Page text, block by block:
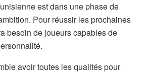
est dans une phase de
Pour réussir les prochaines
besoin de joueurs capables de
avoir toutes les qualités pour